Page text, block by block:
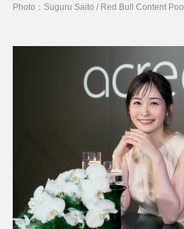
Photo：Suguru Saito / Red Bull Content Pool